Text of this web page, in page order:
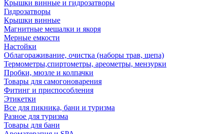
Крышки винные и гидрозатворы
Гидрозатворы
Крышки винные
Магнитные мешалки и якоря
Мерные емкости
Настойки
Облагораживание, очистка (наборы трав, щепа)
Термометры,спиртометры, ареометры, мензурки
Пробки, мюзле и колпачки
Товары для самогоноварения
Фитинг и приспособления
Этикетки
Все для пикника, бани и туризма
Разное для туризма
Товары для бани